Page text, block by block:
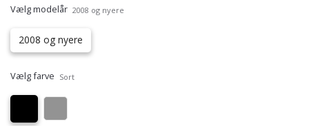
Vælg modelår 2008 og nyere
2008 og nyere
Vælg farve Sort